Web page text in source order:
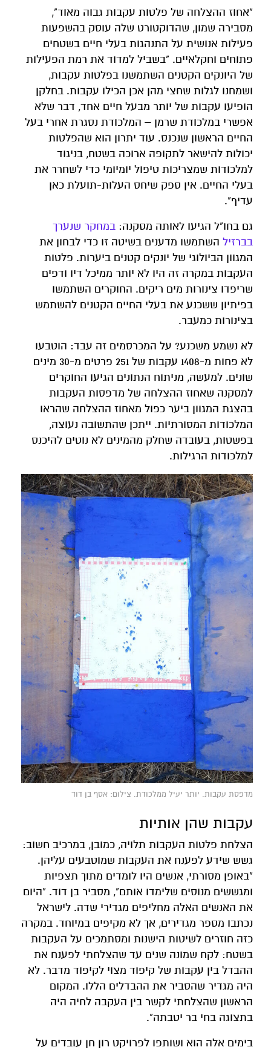
"אחוז ההצלחה של פלטות עקבות גבוה מאוד",
מסבירה שמון, שהדוקטורט שלה עוסק בהשפעות
פעילות אנושית על התנהגות בעלי חיים בשטחים
פתוחים וחקלאיים. "בשביל למדוד את רמת הפעילות
של היונקים הקטנים השתמשנו בפלטות עקבות,
ושמחנו לגלות שחצי מהן אכן הכילו עקבות. בחלקן
הופיעו עקבות של יותר מבעל חיים אחד, דבר שלא
אפשרי במלכודת שרמן – המלכודת נסגרת אחרי בעל
החיים הראשון שנכנס. עוד יתרון הוא שהפלטות
יכולות להישאר לתקופה ארוכה בשטח, בניגוד
למלכודות שמצריכות טיפול יומיומי כדי לשחרר את
בעלי החיים. אין ספק שיחס העלות-תועלת כאן
עדיף".
גם בחו"ל הגיעו לאותה מסקנה: במחקר שנערך
בברזיל השתמשו מדענים בשיטה זו כדי לבחון את
המגוון הביולוגי של יונקים קטנים ביערות. פלטות
העקבות במקרה זה היו לא יותר ממיכל דיו ודפים
שריפדו צינורות מים ריקים. החוקרים השתמשו
בפיתיון ששכנע את בעלי החיים הקטנים להשתמש
בצינורות כמעבר.
לא נשמע משכנע? על המכרסמים זה עבד: הוטבעו
לא פחות מ-1408 עקבות של 251 פרטים מ-30 מינים
שונים. למעשה, מניתוח הנתונים הגיעו החוקרים
למסקנה שאחוז ההצלחה של מדפסות העקבות
בהצגת המגוון ביער כפול מאחוז ההצלחה שהראו
המלכודות המסורתיות. ייתכן שהתשובה נעוצה,
בפשטות, בעובדה שחלק מהמינים לא נוטים להיכנס
למלכודות הרגילות.
מדפסת עקבות. יותר יעיל ממלכודת. צילום: אסף בן דוד
עקבות שהן אותיות
הצלחת פלטות העקבות תלויה, כמובן, במרכיב חשוב:
גשש שידע לפענח את העקבות שמוטבעים עליהן.
"באופן מסורתי, אנשים היו לומדים מתוך תצפיות
ומגששים מנוסים שלימדו אותם", מסביר בן דוד. "היום
את האנשים האלה מחליפים מגדירי שדה. לישראל
נכתבו מספר מגדירים, אך לא מקיפים במיוחד. במקרה
כזה חוזרים לשיטות הישנות ומסתמכים על העקבות
בשטח: לקח שמונה שנים עד שהצלחתי לפענח את
ההבדל בין עקבות של קיפוד מצוי לקיפוד מדבר. לא
היה מגדיר שהסביר את ההבדלים הללו. המקום
הראשון שהצלחתי לקשר בין העקבה לחיה היה
בתצוגה בחי בר יטבתה".
בימים אלה הוא ושותפו לפרויקט רון חן עובדים על